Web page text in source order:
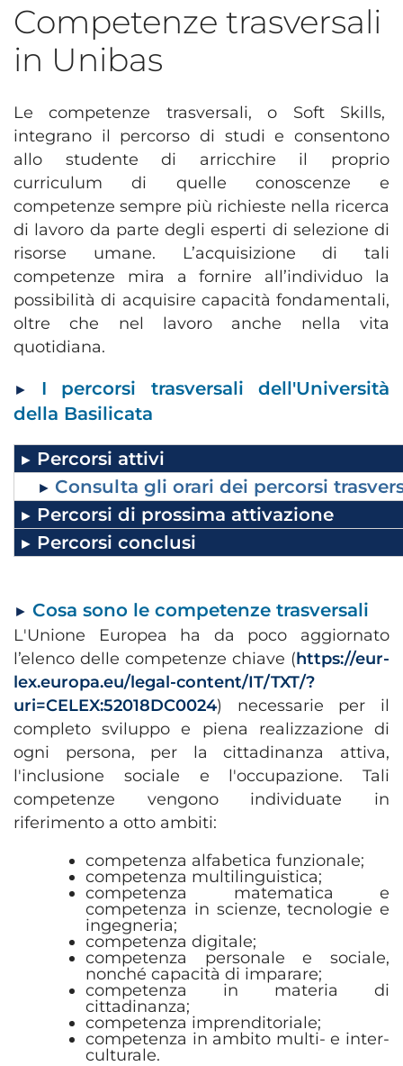
Competenze trasversali
in Unibas
Le competenze trasversali, o Soft Skills,
integrano il percorso di studi e consentono
allo studente di arricchire il proprio
curriculum di quelle conoscenze e
competenze sempre più richieste nella ricerca
di lavoro da parte degli esperti di selezione di
risorse umane. L’acquisizione di tali
competenze mira a fornire all’individuo la
possibilità di acquisire capacità fondamentali,
oltre che nel lavoro anche nella vita
quotidiana.
►
I percorsi trasversali dell'Università
della Basilicata
► Percorsi attivi
► Consulta gli orari dei percorsi
► Percorsi di prossima attivazione
► Percorsi conclusi
► Cosa sono le competenze trasversali
L'Unione Europea ha da poco aggiornato
l’elenco delle competenze chiave (https://eur-
lex.europa.eu/legal-content/IT/TXT/?
uri=CELEX:52018DC0024) necessarie per il
completo sviluppo e piena realizzazione di
ogni persona, per la cittadinanza attiva,
l'inclusione sociale e l'occupazione. Tali
competenze vengono individuate in
riferimento a otto ambiti:
competenza alfabetica funzionale;
competenza multilinguistica;
competenza matematica e
competenza in scienze, tecnologie e
ingegneria;
competenza digitale;
competenza personale e sociale,
nonché capacità di imparare;
competenza in materia di
cittadinanza;
competenza imprenditoriale;
competenza in ambito multi- e inter-
culturale.